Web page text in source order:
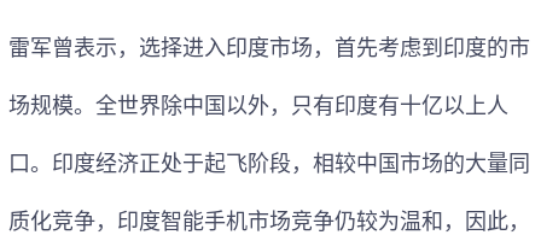
雷军曾表示，选择进入印度市场，首先考虑到印度的市
场规模。全世界除中国以外，只有印度有十亿以上人
口。印度经济正处于起飞阶段，相较中国市场的大量同
质化竞争，印度智能手机市场竞争仍较为温和，因此，